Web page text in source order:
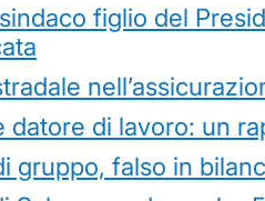
figlio del
datore di lavoro: un
gruppo, falso in